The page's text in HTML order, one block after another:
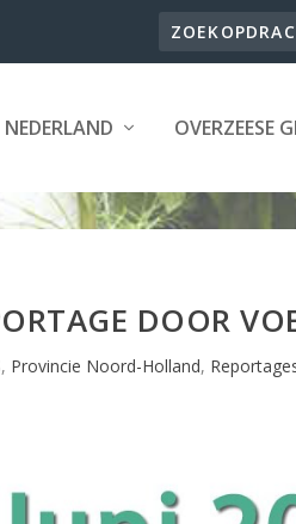
NEDERLAND OVERZEESE
DOOR
, Provincie Noord-Holland,